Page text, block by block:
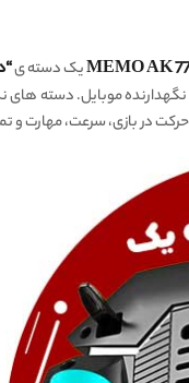
یک دسته ی
مهارت و تمرکز شما را در بازی